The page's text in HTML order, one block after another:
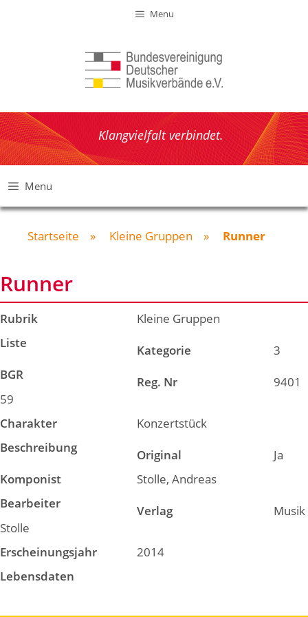
Menu
Klangvielfalt verbindet.
Menu
Startseite » Kleine Gruppen » Runner
Runner
Rubrik
Kleine Gruppen
Liste
Kategorie
3
BGR
Reg. Nr
9401
59
Charakter
Konzertstück
Beschreibung
Original
Ja
Komponist
Stolle, Andreas
Bearbeiter
Verlag
Musik
Stolle
Erscheinungsjahr
2014
Lebensdaten